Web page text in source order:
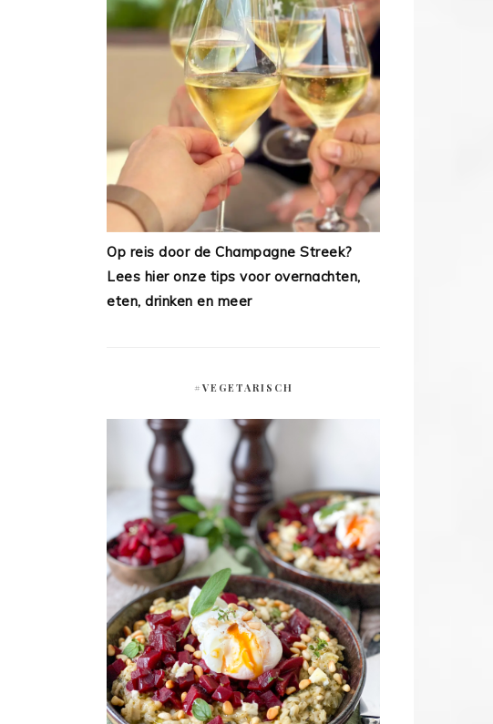
Op reis door de Champagne Streek?
Lees hier onze tips voor overnachten,
eten, drinken en meer
#VEGETARISCH